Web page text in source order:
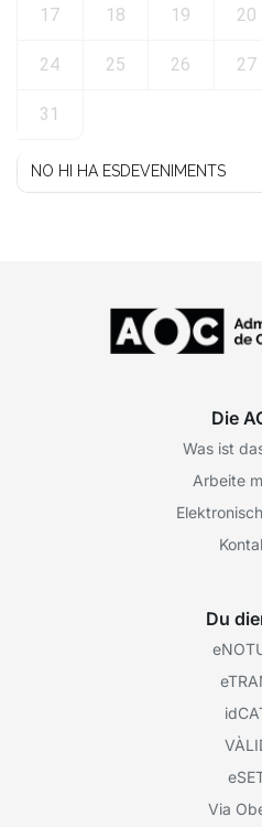
17 18 19 20
24 25 26 27
31
NO HI HA ESDEVENIMENTS
Die
Was ist
Arbeite
Du
Via